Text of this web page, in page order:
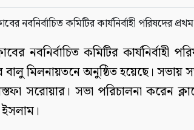
নবনির্বাচিত কমিটির কার্যনির্বাহী
মিলনায়তনে অনুষ্ঠিত হয়েছে। সভায়
সরোয়ার। সভা পরিচালনা করেন